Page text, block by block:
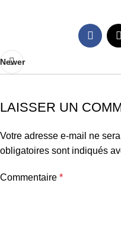
Newer
LAISSER UN
Votre adresse e-mail ne
obligatoires sont indiqués
Commentaire *